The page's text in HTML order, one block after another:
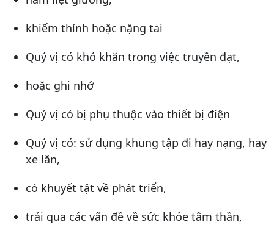
khiếm thính hoặc nặng tai
Quý vị có khó khăn trong việc truyền đạt,
hoặc ghi nhớ
Quý vị có bị phụ thuộc vào thiết bị điện
Quý vị có: sử dụng khung tập đi hay nạng, hay
xe lăn,
có khuyết tật về phát triển,
trải qua các vấn đề về sức khỏe tâm thần,